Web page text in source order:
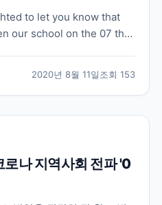
to let you know that
our school on the 07 th
2020년 8월 11일조회 153
나 지역사회 전파 '0